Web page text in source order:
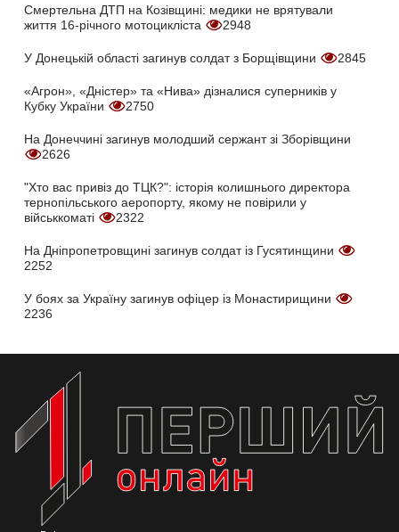
Смертельна ДТП на Козівщині: медики не врятували
життя 16-річного мотоцикліста
2948
У Донецькій області загинув солдат з Борщівщини 2845
«Агрон», «Дністер» та «Нива» дізналися суперників у
Кубку України
2750
На Донеччині загинув молодший сержант зі Зборівщини
2626
"Хто вас привіз до ТЦК?": історія колишнього директора
тернопільського аеропорту, якому не повірили у
військкоматі
2322
На Дніпропетровщині загинув солдат із Гусятинщини
2252
У боях за Україну загинув офіцер із Монастирищини
2236